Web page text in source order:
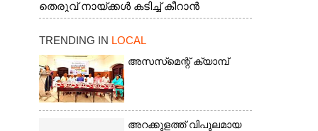
തെരുവ് നായ്ക്കൾ കടിച്ച് കീറാൻ
വന്നതോടെ വയറിന്റെ ആന്തൽ മറന്ന്
വാത്തുരുത്തിയിൽ നിന്നുള്ള കാഴ്ച
TRENDING IN LOCAL
അസസ്‌മെന്റ് ക്യാമ്പ്
അറക്കുളത്ത് വിപുലമായ